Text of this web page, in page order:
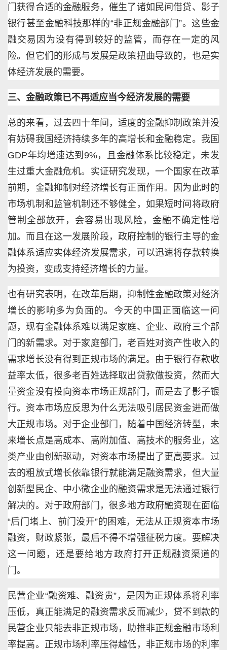
门获得合适的金融服务，催生了诸如民间借贷、影子
银行甚至金融科技那样的“非正规金融部门”。这些金
融交易因为没有得到较好的监管，而存在一定的风
险。但它们的形成与发展是政策扭曲导致的，也是实
体经济发展的需要。
三、金融政策已不再适应当今经济发展的需要
总的来看，过去四十年间，适度的金融抑制政策并没
有妨碍我国经济持续多年的高增长和金融稳定。我国
GDP年均增速达到9%，且金融体系比较稳定，未发
生过重大金融危机。实证研究发现，一个国家在改革
前期，金融抑制对经济增长有正面作用。因为此时的
市场机制和监管机制还不够健全，如果短时间将政府
管制全部放开，会容易出现风险，金融不确定性增
加。而且在这一发展阶段，政府控制的银行主导的金
融体系适应实体经济发展需求，可以迅速将存款转换
为投资，变成支持经济增长的力量。
也有研究表明，在改革后期，抑制性金融政策对经济
增长的影响多为负面的。今天的中国正面临这一问
题，现有金融体系难以满足家庭、企业、政府三个部
门的新需求。对于家庭部门，老百姓对资产性收入的
需求增长没有得到正规市场的满足。由于银行存款收
益率太低，很多老百姓选择取出贷款做投资，然而大
量资金没有投向资本市场正规部门，而是去了影子银
行。资本市场应反思为什么无法吸引居民资金进而做
大正规市场。对于企业部门，随着中国经济转型，未
来增长点是高成本、高附加值、高技术的服务业，这
类产业由创新驱动，对资本市场提出了更高要求。过
去的粗放式增长依靠银行就能满足融资需求，但大量
创新型民企、中小微企业的融资需求是无法通过银行
解决的。对于政府部门，很多地方政府融资现在面临
“后门堵上、前门没开”的困难，无法从正规资本市场
融资，财政紧张，最后不得不增强征税力度。要解决
这一问题，还是要给地方政府打开正规融资渠道的
门。
民营企业“融资难、融资贵”，是因为正规体系将利率
压低，真正能满足的融资需求反而减少，贷不到款的
民营企业只能去非正规市场，助推非正规金融市场利
率提高。正规市场利率压得越低，非正规市场的利率